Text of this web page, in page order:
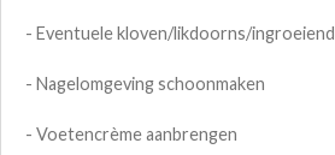
- Eventuele kloven/likdoorns/
- Nagelomgeving schoonmaken
- Voetencrème aanbrengen